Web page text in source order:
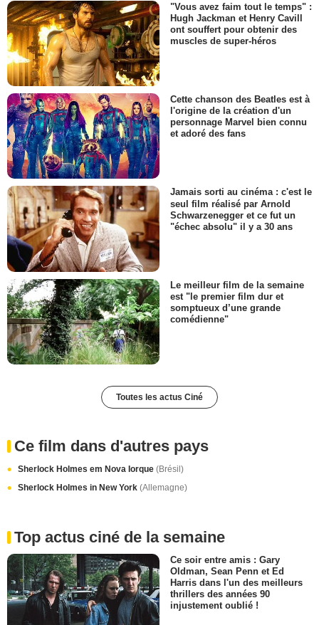
"Vous avez faim tout le temps" :
Hugh Jackman et Henry Cavill
ont souffert pour obtenir des
muscles de super-héros
Cette chanson des Beatles est à
l'origine de la création d'un
personnage Marvel bien connu
et adoré des fans
Jamais sorti au cinéma : c'est le
seul film réalisé par Arnold
Schwarzenegger et ce fut un
"échec absolu" il y a 30 ans
Le meilleur film de la semaine
est "le premier film dur et
somptueux d’une grande
comédienne"
Toutes les actus Ciné
Ce film dans d'autres pays
Sherlock Holmes em Nova Iorque (Brésil)
Sherlock Holmes in New York (Allemagne)
Top actus ciné de la semaine
Ce soir entre amis : Gary
Oldman, Sean Penn et Ed
Harris dans l'un des meilleurs
thrillers des années 90
injustement oublié !